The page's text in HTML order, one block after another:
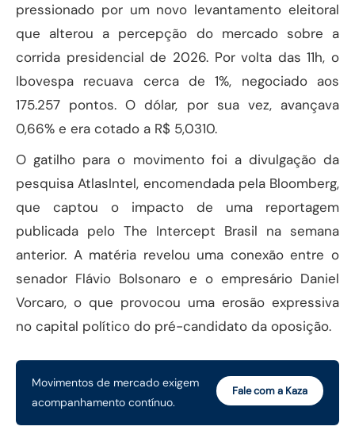
pressionado por um novo levantamento eleitoral
que alterou a percepção do mercado sobre a
corrida presidencial de 2026. Por volta das 11h, o
Ibovespa recuava cerca de 1%, negociado aos
175.257 pontos. O dólar, por sua vez, avançava
0,66% e era cotado a R$ 5,0310.
O gatilho para o movimento foi a divulgação da
pesquisa AtlasIntel, encomendada pela Bloomberg,
que captou o impacto de uma reportagem
publicada pelo The Intercept Brasil na semana
anterior. A matéria revelou uma conexão entre o
senador Flávio Bolsonaro e o empresário Daniel
Vorcaro, o que provocou uma erosão expressiva
no capital político do pré-candidato da oposição.
Movimentos de mercado exigem
acompanhamento contínuo.
Fale com a Kaza